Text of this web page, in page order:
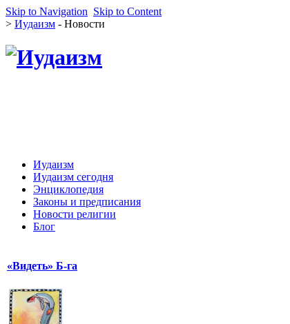
Skip to Navigation Skip to Content
> Иудаизм - Новости
Иудаизм
Иудаизм сегодня
Энциклопедия
Законы и предписания
Новости религии
Блог
«Видеть» Б-га